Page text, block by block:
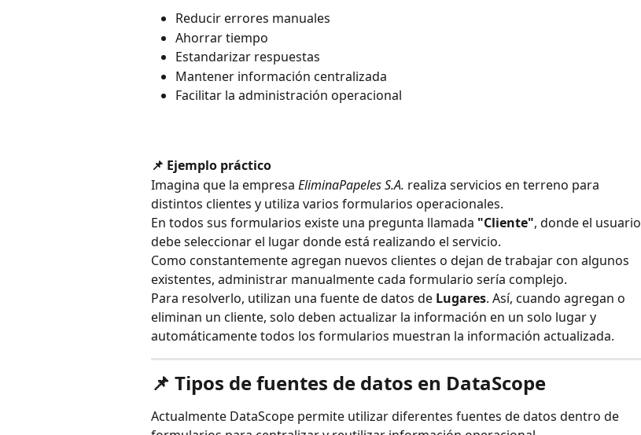
Reducir errores manuales
Ahorrar tiempo
Estandarizar respuestas
Mantener información centralizada
Facilitar la administración operacional
📌 Ejemplo práctico
Imagina que la empresa EliminaPapeles S.A. realiza servicios en terreno para
distintos clientes y utiliza varios formularios operacionales.
En todos sus formularios existe una pregunta llamada "Cliente", donde el usuario
debe seleccionar el lugar donde está realizando el servicio.
Como constantemente agregan nuevos clientes o dejan de trabajar con algunos
existentes, administrar manualmente cada formulario sería complejo.
Para resolverlo, utilizan una fuente de datos de Lugares. Así, cuando agregan o
eliminan un cliente, solo deben actualizar la información en un solo lugar y
automáticamente todos los formularios muestran la información actualizada.
📌 Tipos de fuentes de datos en DataScope
Actualmente DataScope permite utilizar diferentes fuentes de datos dentro de